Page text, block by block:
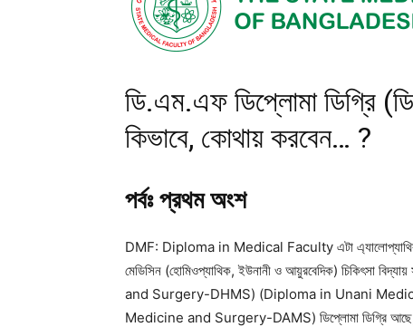
ডি.এম.এফ ডিপ্লোমা ডিগ্রি
কিভাবে, কোথায় করবেন… ?
পর্বঃ প্রথম অংশ
DMF: Diploma in Medical Faculty এটা এ্যালোপ্যাথিক
মেডিসিন (হোমিওপ্যাথিক, ইউনানী ও আয়ুরবেদিক) চিকিৎসা
and Surgery-DHMS) (Diploma in Unani
Medicine and Surgery-DAMS) ডিপ্লোমা ডিগ্রি আছে, ঠিক